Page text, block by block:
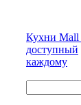
Кухни Mall
доступный
каждому